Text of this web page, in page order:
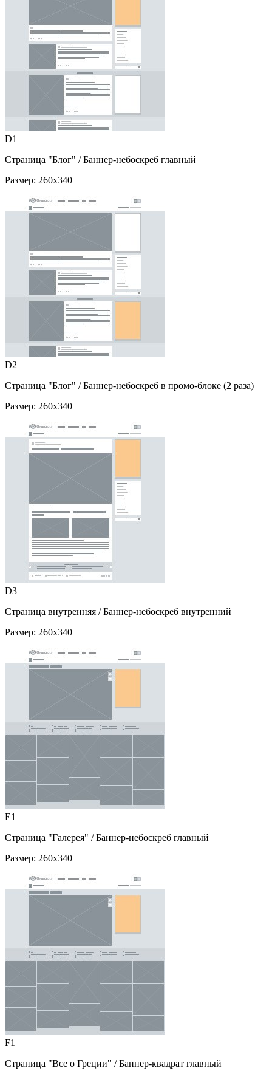
D1
Страница "Блог" / Баннер-небоскреб главный
Размер: 260x340
D2
Страница "Блог" / Баннер-небоскреб в промо-блоке (2 раза)
Размер: 260x340
D3
Страница внутренняя / Баннер-небоскреб внутренний
Размер: 260x340
E1
Страница "Галерея" / Баннер-небоскреб главный
Размер: 260x340
F1
Страница "Все о Греции" / Баннер-квадрат главный